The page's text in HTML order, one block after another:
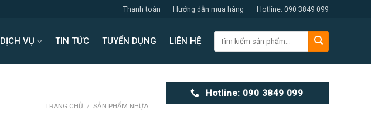
Thanh toán Hướng dẫn mua hàng Hotline: 090 3849 099
DỊCH VỤ TIN TỨC TUYỂN DỤNG LIÊN HỆ
kiếm:
TRANG CHỦ / SẢN PHẨM NHỰA
Hotline: 090 3849 099